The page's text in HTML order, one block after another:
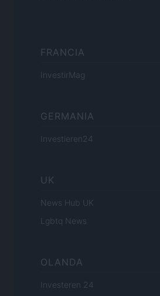
FRANCIA
InvestirMag
GERMANIA
Investieren24
UK
News Hub UK
Lgbtq News
OLANDA
Investeren 24